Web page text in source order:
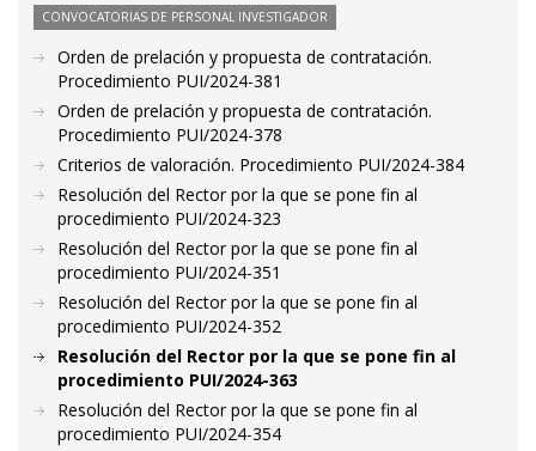
CONVOCATORIAS DE PERSONAL INVESTIGADOR
Orden de prelación y propuesta de contratación.
Procedimiento PUI/2024-381
Orden de prelación y propuesta de contratación.
Procedimiento PUI/2024-378
Criterios de valoración. Procedimiento PUI/2024-384
Resolución del Rector por la que se pone fin al
procedimiento PUI/2024-323
Resolución del Rector por la que se pone fin al
procedimiento PUI/2024-351
Resolución del Rector por la que se pone fin al
procedimiento PUI/2024-352
Resolución del Rector por la que se pone fin al
procedimiento PUI/2024-363
Resolución del Rector por la que se pone fin al
procedimiento PUI/2024-354